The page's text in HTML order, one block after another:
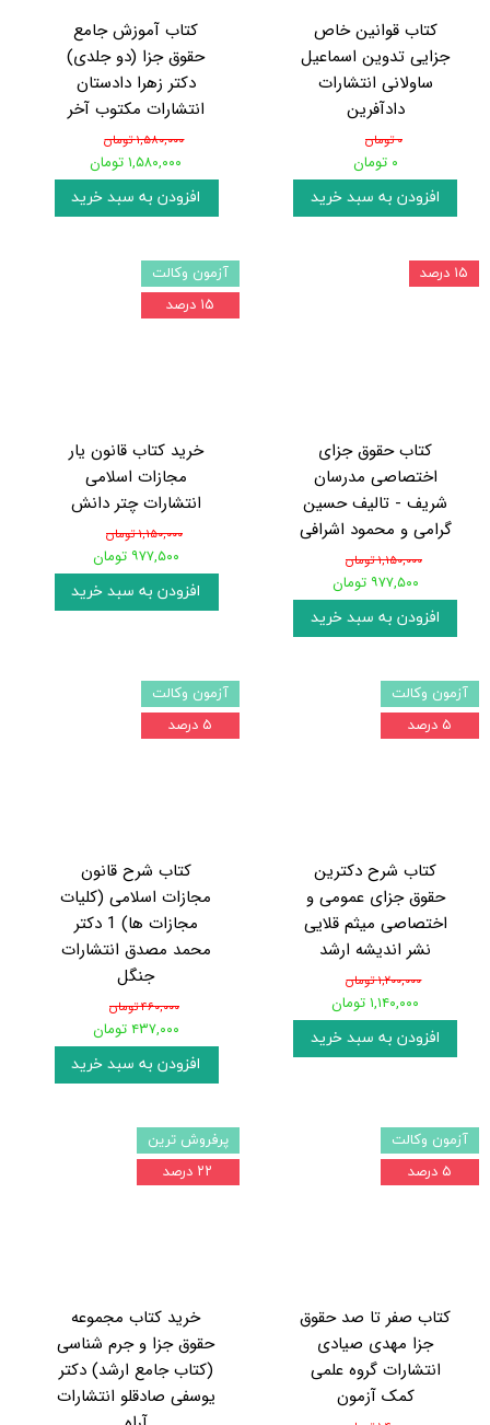
کتاب قوانین خاص
جزایی تدوین اسماعیل
ساولانی انتشارات
دادآفرین
۰ تومان
۰ تومان
افزودن به سبد خرید
کتاب آموزش جامع
حقوق جزا (دو جلدی)
دکتر زهرا دادستان
انتشارات مکتوب آخر
۱,۵۸۰,۰۰۰ تومان
۱,۵۸۰,۰۰۰ تومان
افزودن به سبد خرید
کتاب حقوق جزای
اختصاصی مدرسان
شریف - تالیف حسین
گرامی و محمود اشرافی
۱,۱۵۰,۰۰۰ تومان
۹۷۷,۵۰۰ تومان
افزودن به سبد خرید
۱۵ درصد
خرید کتاب قانون یار
مجازات اسلامی
انتشارات چتر دانش
۱,۱۵۰,۰۰۰ تومان
۹۷۷,۵۰۰ تومان
افزودن به سبد خرید
آزمون وکالت
۱۵ درصد
کتاب شرح دکترین
حقوق جزای عمومی و
اختصاصی میثم قلایی
نشر اندیشه ارشد
۱,۲۰۰,۰۰۰ تومان
۱,۱۴۰,۰۰۰ تومان
افزودن به سبد خرید
آزمون وکالت
۵ درصد
کتاب شرح قانون
مجازات اسلامی (کلیات
مجازات ها) 1 دکتر
محمد مصدق انتشارات
جنگل
۴۶۰,۰۰۰ تومان
۴۳۷,۰۰۰ تومان
افزودن به سبد خرید
آزمون وکالت
۵ درصد
کتاب صفر تا صد حقوق
جزا مهدی صیادی
انتشارات گروه علمی
کمک آزمون
آزمون وکالت
۵ درصد
خرید کتاب مجموعه
حقوق جزا و جرم شناسی
(کتاب جامع ارشد) دکتر
یوسفی صادقلو انتشارات
پرفروش ترین
۲۲ درصد